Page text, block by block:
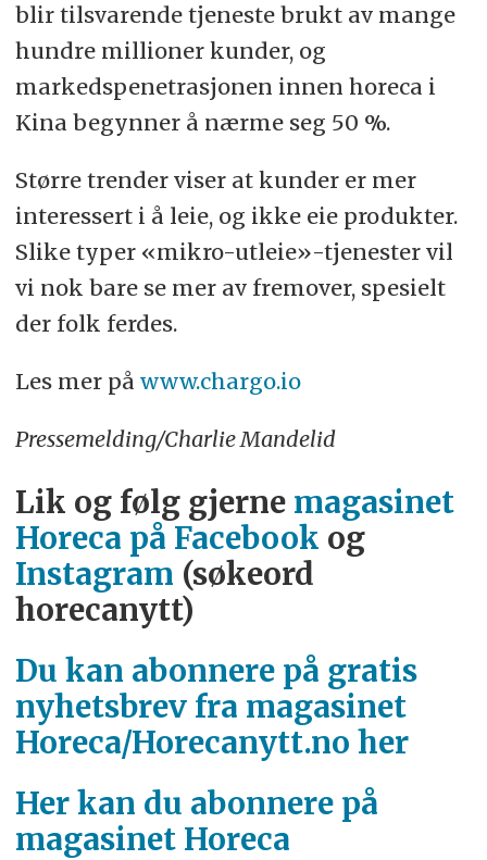
blir tilsvarende tjeneste brukt av mange
hundre millioner kunder, og
markedspenetrasjonen innen horeca i
Kina begynner å nærme seg 50 %.
Større trender viser at kunder er mer
interessert i å leie, og ikke eie produkter.
Slike typer «mikro-utleie»-tjenester vil
vi nok bare se mer av fremover, spesielt
der folk ferdes.
Les mer på www.chargo.io
Pressemelding/Charlie Mandelid
Lik og følg gjerne magasinet
Horeca på Facebook og
Instagram (søkeord
horecanytt)
Du kan abonnere på gratis
nyhetsbrev fra magasinet
Horeca/Horecanytt.no her
Her kan du abonnere på
magasinet Horeca